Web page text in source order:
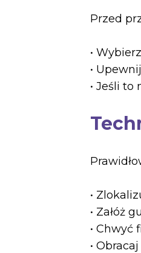
Przed
•
•
• Jeśli
•
• Załóż
• Chwyć
•